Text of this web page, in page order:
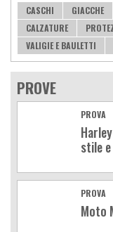
CASCHI GIACCHE
CALZATURE
VALIGIE E BAULETTI
PROVE
PROVA
stile
PROVA
Moto